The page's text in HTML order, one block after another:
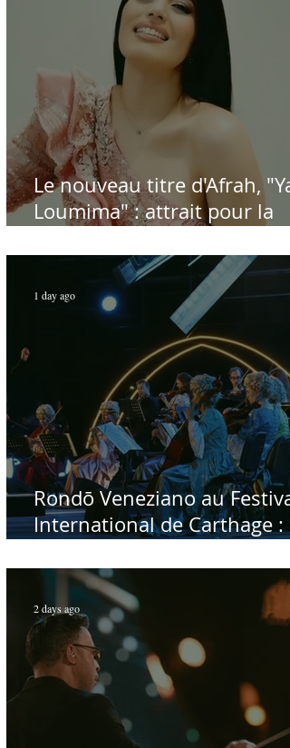
Le nouveau titre d'Afrah, "Ya
Loumima" : attrait pour la
Rabah Driassa
Rondō Veneziano au Festival
International de Carthage :
public tunisien
1 day ago
2 days ago